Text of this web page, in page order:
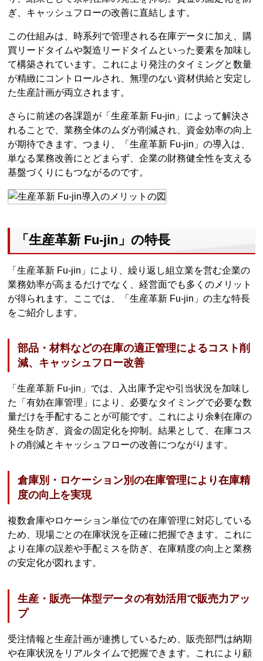
ぎ、キャッシュフローの改善に直結します。
この仕組みは、時系列で管理される在庫データに加え、購
買リードタイムや製造リードタイムといった要素を加味し
て構築されています。これにより発注のタイミングと数量
が精緻にコントロールされ、無理のない資材供給と安定し
た生産計画が両立されます。
さらに前述の各課題が「生産革新 Fu-jin」によって解決さ
れることで、業務全体のムダが削減され、資金効率の向上
が期待できます。つまり、「生産革新 Fu-jin」の導入は、
単なる業務改善にとどまらず、企業の財務健全性を支える
基盤づくりにもつながるのです。
「生産革新 Fu-jin」の特長
「生産革新 Fu-jin」により、繰り返し組立業を営む企業の
業務効率が高まるだけでなく、経営面でも多くのメリット
が得られます。ここでは、「生産革新 Fu-jin」の主な特長
をご紹介します。
部品・材料などの在庫の適正管理によるコスト削
減、キャッシュフロー改善
「生産革新 Fu-jin」では、入出庫予定や引当状況を加味し
た「有効在庫管理」により、必要なタイミングで必要な数
量だけを手配することが可能です。これにより余剰在庫の
発生を防ぎ、資金の固定化を抑制。結果として、在庫コス
トの削減とキャッシュフローの改善につながります。
倉庫別・ロケーション別の在庫管理により在庫精
度の向上を実現
複数倉庫やロケーション単位での在庫管理に対応している
ため、現場ごとの在庫状況を正確に把握できます。これに
より在庫の誤差や手配ミスを防ぎ、在庫精度の向上と業務
の安定化が図れます。
生産・販売一体型データの有効活用で販売力アッ
プ
受注情報と生産計画が連携しているため、販売部門は納期
や在庫状況をリアルタイムで把握できます。これにより顧